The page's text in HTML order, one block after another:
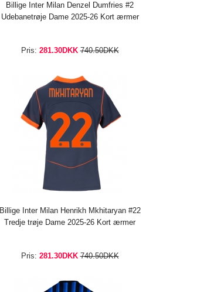
Billige Inter Milan Denzel Dumfries #2
Udebanetrøje Dame 2025-26 Kort ærmer
Pris: 281.30DKK 740.50DKK
Billige Inter Milan Henrikh Mkhitaryan #22
Tredje trøje Dame 2025-26 Kort ærmer
Pris: 281.30DKK 740.50DKK